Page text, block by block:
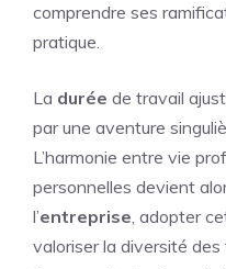
comprendre ses
pratique.
La durée de travail
par une aventure
L’harmonie entre vie
personnelles devient
l’entreprise, adopter
valoriser la diversité